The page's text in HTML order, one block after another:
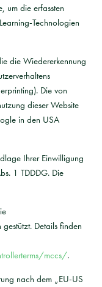
um die erfassten
Technologien
die Wiedererkennung
Die von
dieser Website
in den USA
Ihrer Einwilligung
1 TDDDG. Die
Details finden
mccs/.
nach dem „EU-US